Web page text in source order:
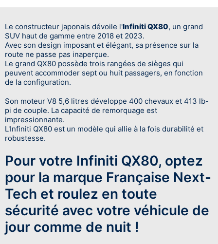
Le constructeur japonais dévoile l'Infiniti QX80, un grand
SUV haut de gamme entre 2018 et 2023.
Avec son design imposant et élégant, sa présence sur la
route ne passe pas inaperçue.
Le grand QX80 possède trois rangées de sièges qui
peuvent accommoder sept ou huit passagers, en fonction
de la configuration.
Son moteur V8 5,6 litres développe 400 chevaux et 413 lb-
pi de couple. La capacité de remorquage est
impressionnante.
L'Infiniti QX80 est un modèle qui allie à la fois durabilité et
robustesse.
Pour votre Infiniti QX80, optez
pour la marque Française Next-
Tech et roulez en toute
sécurité avec votre véhicule de
jour comme de nuit !